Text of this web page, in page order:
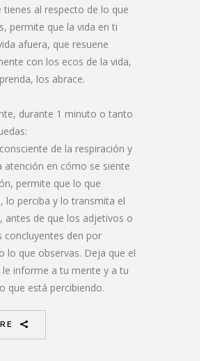
tienes al respecto de lo que
permite que la vida en ti
afuera, que resuene
con los ecos de la vida,
los abrace.
durante 1 minuto o tanto
de la respiración y
atención en cómo se siente
permite que lo que
lo perciba y lo transmita el
antes de que los adjetivos o
concluyentes den por
lo que observas. Deja que el
le informe a tu mente y a tu
que está percibiendo.